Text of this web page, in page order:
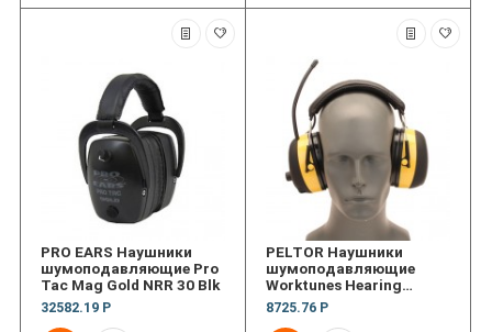
PRO EARS Наушники
шумоподавляющие Pro
Tac Mag Gold NRR 30 Blk
32582.19 Р
PELTOR Наушники
шумоподавляющие
Worktunes Hearing
Protector
8725.76 Р